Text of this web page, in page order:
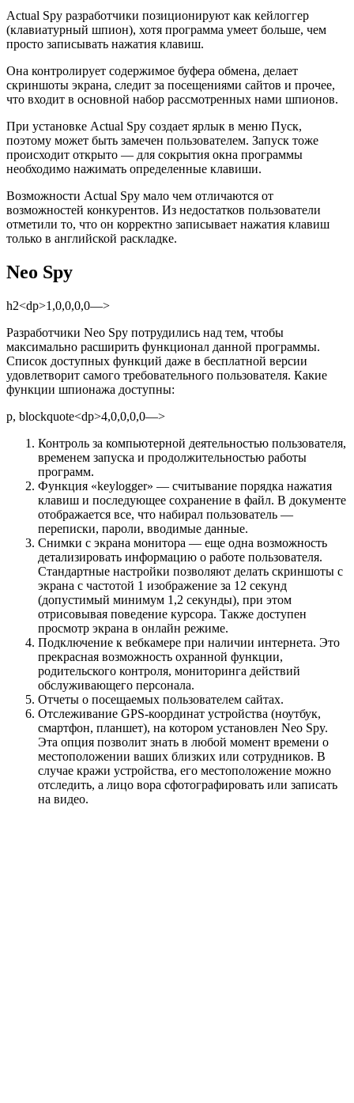
Actual Spy разработчики позиционируют как кейлоггер
(клавиатурный шпион), хотя программа умеет больше, чем
просто записывать нажатия клавиш.
Она контролирует содержимое буфера обмена, делает
скриншоты экрана, следит за посещениями сайтов и прочее,
что входит в основной набор рассмотренных нами шпионов.
При установке Actual Spy создает ярлык в меню Пуск,
поэтому может быть замечен пользователем. Запуск тоже
происходит открыто — для сокрытия окна программы
необходимо нажимать определенные клавиши.
Возможности Actual Spy мало чем отличаются от
возможностей конкурентов. Из недостатков пользователи
отметили то, что он корректно записывает нажатия клавиш
только в английской раскладке.
Neo Spy
h2<dp>1,0,0,0,0—>
Разработчики Neo Spy потрудились над тем, чтобы
максимально расширить функционал данной программы.
Список доступных функций даже в бесплатной версии
удовлетворит самого требовательного пользователя. Какие
функции шпионажа доступны:
p, blockquote<dp>4,0,0,0,0—>
Контроль за компьютерной деятельностью пользователя,
временем запуска и продолжительностью работы
программ.
Функция «keylogger» — считывание порядка нажатия
клавиш и последующее сохранение в файл. В документе
отображается все, что набирал пользователь —
переписки, пароли, вводимые данные.
Снимки с экрана монитора — еще одна возможность
детализировать информацию о работе пользователя.
Стандартные настройки позволяют делать скриншоты с
экрана с частотой 1 изображение за 12 секунд
(допустимый минимум 1,2 секунды), при этом
отрисовывая поведение курсора. Также доступен
просмотр экрана в онлайн режиме.
Подключение к вебкамере при наличии интернета. Это
прекрасная возможность охранной функции,
родительского контроля, мониторинга действий
обслуживающего персонала.
Отчеты о посещаемых пользователем сайтах.
Отслеживание GPS-координат устройства (ноутбук,
смартфон, планшет), на котором установлен Neo Spy.
Эта опция позволит знать в любой момент времени о
местоположении ваших близких или сотрудников. В
случае кражи устройства, его местоположение можно
отследить, а лицо вора сфотографировать или записать
на видео.